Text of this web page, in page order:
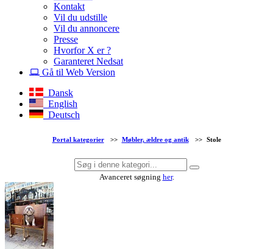
Kontakt
Vil du udstille
Vil du annoncere
Presse
Hvorfor X er ?
Garanteret Nedsat
Gå til Web Version
Dansk
English
Deutsch
Portal kategorier >> Møbler, ældre og antik >> Stole
Avanceret søgning her.